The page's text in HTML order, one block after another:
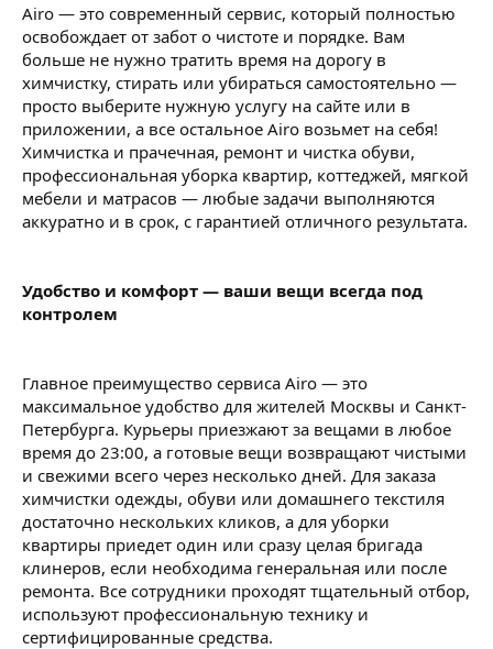
Airo — это современный сервис, который полностью
освобождает от забот о чистоте и порядке. Вам
больше не нужно тратить время на дорогу в
химчистку, стирать или убираться самостоятельно —
просто выберите нужную услугу на сайте или в
приложении, а все остальное Airo возьмет на себя!
Химчистка и прачечная, ремонт и чистка обуви,
профессиональная уборка квартир, коттеджей, мягкой
мебели и матрасов — любые задачи выполняются
аккуратно и в срок, с гарантией отличного результата.
Удобство и комфорт — ваши вещи всегда под
контролем
Главное преимущество сервиса Airo — это
максимальное удобство для жителей Москвы и Санкт-
Петербурга. Курьеры приезжают за вещами в любое
время до 23:00, а готовые вещи возвращают чистыми
и свежими всего через несколько дней. Для заказа
химчистки одежды, обуви или домашнего текстиля
достаточно нескольких кликов, а для уборки
квартиры приедет один или сразу целая бригада
клинеров, если необходима генеральная или после
ремонта. Все сотрудники проходят тщательный отбор,
используют профессиональную технику и
сертифицированные средства.